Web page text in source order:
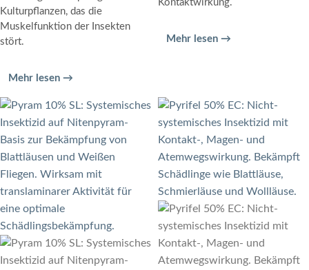
Kulturpflanzen, das die
Muskelfunktion der Insekten
stört.
Mehr lesen →
Kontaktwirkung.
Mehr lesen →